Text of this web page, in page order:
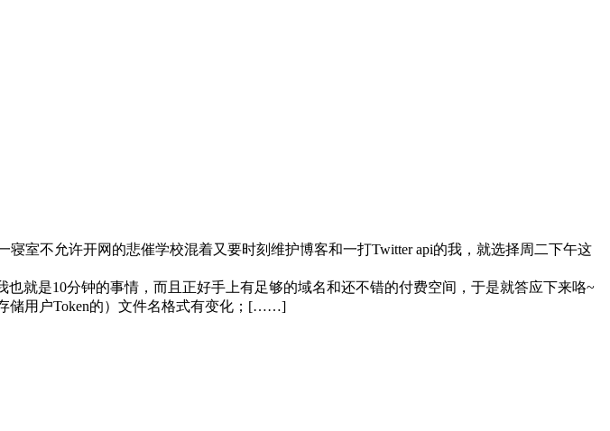
室不允许开网的悲催学校混着又要时刻维护博客和一打Twitter api的我，就选择周二下午这
就是10分钟的事情，而且正好手上有足够的域名和还不错的付费空间，于是就答应下来咯~
储用户Token的）文件名格式有变化；[……]